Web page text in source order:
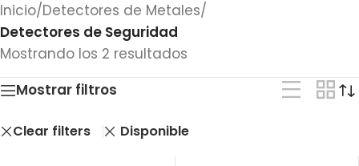
Inicio/Detectores de Metales/
Detectores de Seguridad
Mostrando los 2 resultados
Mostrar filtros
Clear filters Disponible